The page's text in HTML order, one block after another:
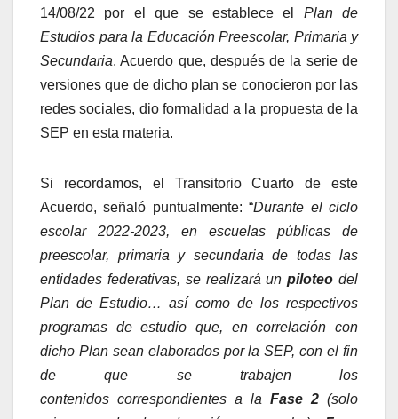
14/08/22 por el que se establece el Plan de
Estudios para la Educación Preescolar, Primaria y
Secundaria. Acuerdo que, después de la serie de
versiones que de dicho plan se conocieron por las
redes sociales, dio formalidad a la propuesta de la
SEP en esta materia.
Si recordamos, el Transitorio Cuarto de este
Acuerdo, señaló puntualmente: “Durante el ciclo
escolar 2022-2023, en escuelas públicas de
preescolar, primaria y secundaria de todas las
entidades federativas, se realizará unpiloteo del
Plan de Estudio… así como de los respectivos
programas de estudio que, en correlación con
dicho Plan sean elaborados por la SEP, con el fin
de que se trabajen los
contenidos correspondientes a la Fase 2 (solo